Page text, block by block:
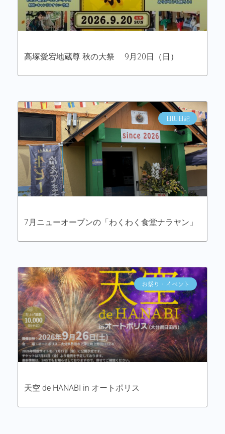
高塚愛宕地蔵尊 秋の大祭 9月20日（日）
日田日記
7月ニューオープンの「わくわく食堂ナラヤン」
お祭り・イベント
天空 de HANABI in オートポリス